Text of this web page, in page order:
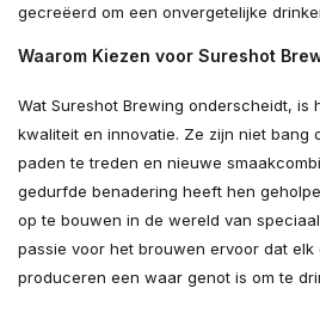
gecreëerd om een onvergetelijke
Waarom Kiezen voor Sureshot
Wat Sureshot Brewing onderscheidt, is
kwaliteit en innovatie. Ze zijn niet bang
paden te treden en nieuwe
gedurfde benadering heeft hen
op te bouwen in de wereld van
passie voor het brouwen ervoor dat elk
produceren een waar genot is om te